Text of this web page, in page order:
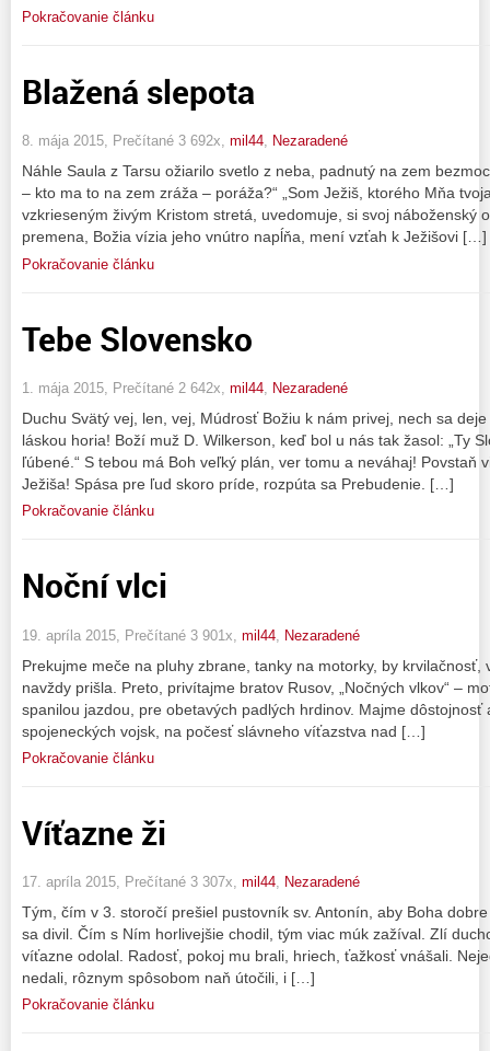
Pokračovanie článku
Blažená slepota
8. mája 2015, Prečítané 3 692x, mil44, Nezaradené
Náhle Saula z Tarsu ožiarilo svetlo z neba, padnutý na zem
– kto ma to na zem zráža – poráža?“ „Som Ježiš, ktorého Mňa
vzkrieseným živým Kristom stretá, uvedomuje, si svoj náboženský
premena, Božia vízia jeho vnútro napĺňa, mení vzťah k Ježišovi […]
Pokračovanie článku
Tebe Slovensko
1. mája 2015, Prečítané 2 642x, mil44, Nezaradené
Duchu Svätý vej, len, vej, Múdrosť Božiu k nám privej, nech sa
láskou horia! Boží muž D. Wilkerson, keď bol u nás tak žasol: „Ty
ľúbené.“ S tebou má Boh veľký plán, ver tomu a neváhaj! Povstaň
Ježiša! Spása pre ľud skoro príde, rozpúta sa Prebudenie. […]
Pokračovanie článku
Noční vlci
19. apríla 2015, Prečítané 3 901x, mil44 Nezaradené
Prekujme meče na pluhy zbrane, tanky na motorky, by krvilačnosť,
navždy prišla. Preto, privítajme bratov Rusov, „Nočných vlkov“ –
spanilou jazdou, pre obetavých padlých hrdinov. Majme
spojeneckých vojsk, na počesť slávneho víťazstva nad […]
Pokračovanie článku
Víťazne ži
17. apríla 2015, Prečítané 3 307x, mil44, Nezaradené
Tým, čím v 3. storočí prešiel pustovník sv. Antonín, aby Boha
sa divil. Čím s Ním horlivejšie chodil, tým viac múk zažíval. Zlí
víťazne odolal. Radosť, pokoj mu brali, hriech, ťažkosť vnášali.
nedali, rôznym spôsobom naň útočili, i […]
Pokračovanie článku